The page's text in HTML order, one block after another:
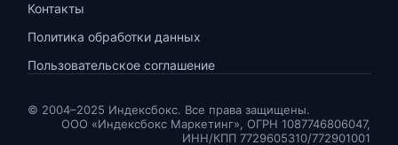
Контакты
Политика обработки данных
Пользовательское соглашение
© 2004–2025 Индексбокс. Все права защищены.
ООО «Индексбокс Маркетинг», ОГРН 1087746806047,
ИНН/КПП 7729605310/772901001